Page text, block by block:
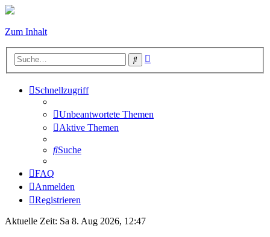
Zum Inhalt
Suche
Schnellzugriff
Unbeantwortete Themen
Aktive Themen
Suche
FAQ
Anmelden
Registrieren
Aktuelle Zeit: Sa 8. Aug 2026, 12:47